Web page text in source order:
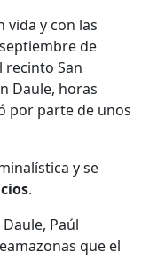
vida y con las
de
recinto San
Daule, horas
por parte de unos
y se
.
Paúl
que el